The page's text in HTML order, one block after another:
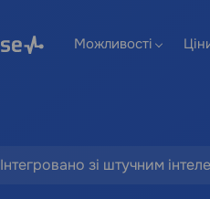
Можливості
Інтегровано зі штучним